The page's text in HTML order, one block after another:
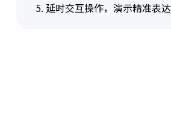
5. 延时交互操作，演示精准表达